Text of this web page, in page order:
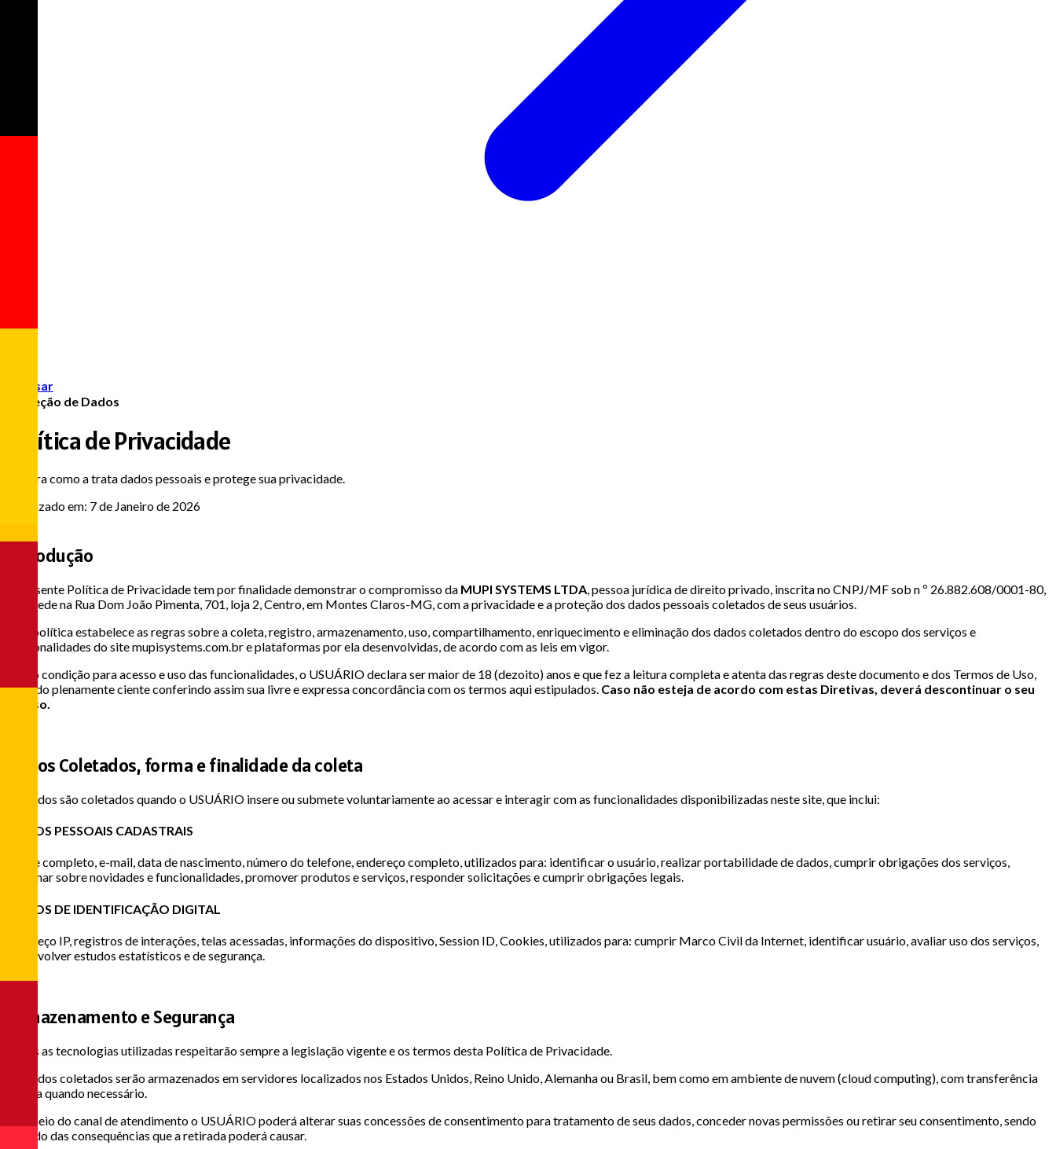
Acessar
Proteção de Dados
Política de Privacidade
Confira como a trata dados pessoais e protege sua privacidade.
Atualizado em: 7 de Janeiro de 2026
Introdução
A presente Política de Privacidade tem por finalidade demonstrar o compromisso da MUPI SYSTEMS LTDA, pessoa jurídica de direito privado, inscrita no CNPJ/MF sob n º 26.882.608/0001-80,
com sede na Rua Dom João Pimenta, 701, loja 2, Centro, em Montes Claros-MG, com a privacidade e a proteção dos dados pessoais coletados de seus usuários.
Esta política estabelece as regras sobre a coleta, registro, armazenamento, uso, compartilhamento, enriquecimento e eliminação dos dados coletados dentro do escopo dos serviços e
funcionalidades do site mupisystems.com.br e plataformas por ela desenvolvidas, de acordo com as leis em vigor.
Como condição para acesso e uso das funcionalidades, o USUÁRIO declara ser maior de 18 (dezoito) anos e que fez a leitura completa e atenta das regras deste documento e dos Termos de Uso,
estando plenamente ciente conferindo assim sua livre e expressa concordância com os termos aqui estipulados. Caso não esteja de acordo com estas Diretivas, deverá descontinuar o seu
acesso.
Dados Coletados, forma e finalidade da coleta
Os dados são coletados quando o USUÁRIO insere ou submete voluntariamente ao acessar e interagir com as funcionalidades disponibilizadas neste site, que inclui:
DADOS PESSOAIS CADASTRAIS
Nome completo, e-mail, data de nascimento, número do telefone, endereço completo, utilizados para: identificar o usuário, realizar portabilidade de dados, cumprir obrigações dos serviços,
informar sobre novidades e funcionalidades, promover produtos e serviços, responder solicitações e cumprir obrigações legais.
DADOS DE IDENTIFICAÇÃO DIGITAL
Endereço IP, registros de interações, telas acessadas, informações do dispositivo, Session ID, Cookies, utilizados para: cumprir Marco Civil da Internet, identificar usuário, avaliar uso dos serviços,
desenvolver estudos estatísticos e de segurança.
3
Armazenamento e Segurança
Todas as tecnologias utilizadas respeitarão sempre a legislação vigente e os termos desta Política de Privacidade.
Os dados coletados serão armazenados em servidores localizados nos Estados Unidos, Reino Unido, Alemanha ou Brasil, bem como em ambiente de nuvem (cloud computing), com transferência
segura quando necessário.
Por meio do canal de atendimento o USUÁRIO poderá alterar suas concessões de consentimento para tratamento de seus dados, conceder novas permissões ou retirar seu consentimento, sendo
avisado das consequências que a retirada poderá causar.